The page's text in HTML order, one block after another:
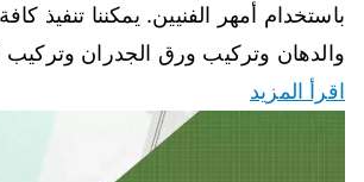
باستخدام أمهر الفنيين. يمكننا تنفيذ
والدهان وتركيب ورق الجدران وتركيب
اقرأ المزيد